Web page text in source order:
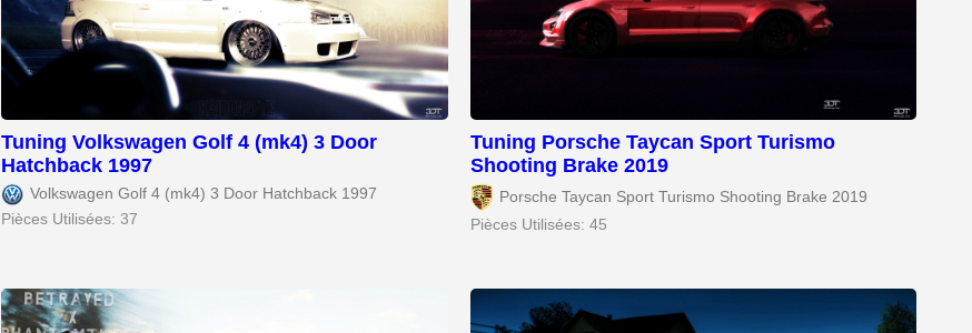
Tuning Volkswagen Golf 4 (mk4) 3 Door
Hatchback 1997
Volkswagen Golf 4 (mk4) 3 Door Hatchback 1997
Pièces Utilisées: 37
Tuning Porsche Taycan Sport Turismo
Shooting Brake 2019
Porsche Taycan Sport Turismo Shooting Brake 2019
Pièces Utilisées: 45